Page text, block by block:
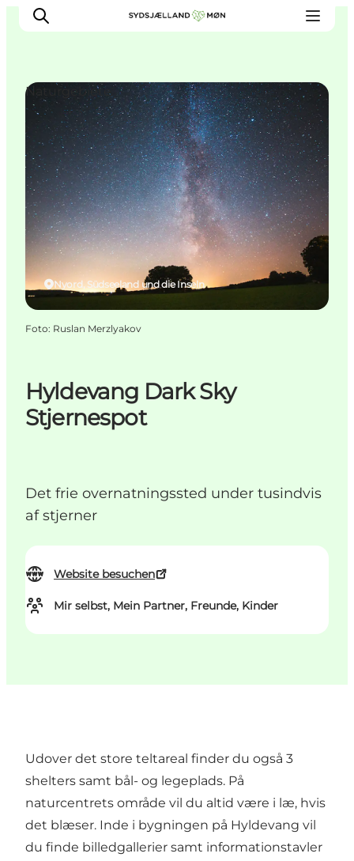
Erleben
Städte und Orte
Events
Essen
Unterkunft
Reise planen
Hyldevang Dark Sky
Stjernespot
Det frie overnatningssted under tusindvis
af stjerner
Website besuchen
Mir selbst, Mein Partner, Freunde, Kinder
Nyord, Südseeland und die Inseln
Naturgebiete
Foto: Ruslan Merzlyakov
Udover det store teltareal finder du også 3
shelters samt bål- og legeplads. På
naturcentrets område vil du altid være i læ, hvis
det blæser. Inde i bygningen på Hyldevang vil
du finde billedgallerier samt informationstavler